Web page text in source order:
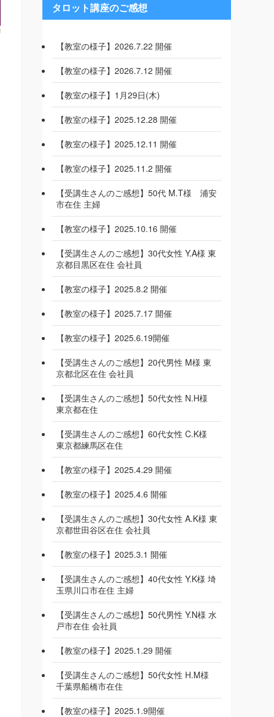
タロット講座のご感想
【教室の様子】2026.7.22 開催
【教室の様子】2026.7.12 開催
【教室の様子】1月29日(木)
【教室の様子】2025.12.28 開催
【教室の様子】2025.12.11 開催
【教室の様子】2025.11.2 開催
【受講生さんのご感想】50代 M.T様 浦安
市在住 主婦
【教室の様子】2025.10.16 開催
【受講生さんのご感想】30代女性 Y.A様 東
京都目黒区在住 会社員
【教室の様子】2025.8.2 開催
【教室の様子】2025.7.17 開催
【教室の様子】2025.6.19開催
【受講生さんのご感想】20代男性 M様 東
京都北区在住 会社員
【受講生さんのご感想】50代女性 N.H様
東京都在住
【受講生さんのご感想】60代女性 C.K様
東京都練馬区在住
【教室の様子】2025.4.29 開催
【教室の様子】2025.4.6 開催
【受講生さんのご感想】30代女性 A.K様 東
京都世田谷区在住 会社員
【教室の様子】2025.3.1 開催
【受講生さんのご感想】40代女性 Y.K様 埼
玉県川口市在住 主婦
【受講生さんのご感想】50代男性 Y.N様 水
戸市在住 会社員
【教室の様子】2025.1.29 開催
【受講生さんのご感想】50代女性 H.M様
千葉県船橋市在住
【教室の様子】2025.1.9開催